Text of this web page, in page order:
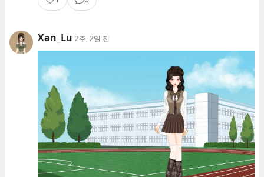
Xan_Lu 2주, 2일 전